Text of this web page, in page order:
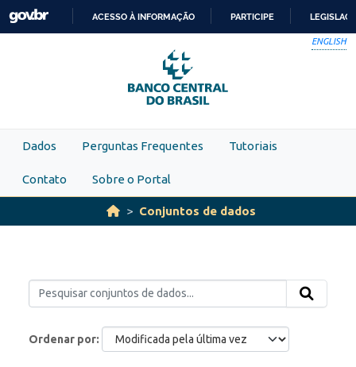
Skip to main content
PARA
O
CONTEÚDO
ACESSO À INFORMAÇÃO PARTICIPE
ENGLISH
Dados Perguntas Frequentes Tutoriais
Contato Sobre o Portal
Conjuntos de dados
Ordenar por